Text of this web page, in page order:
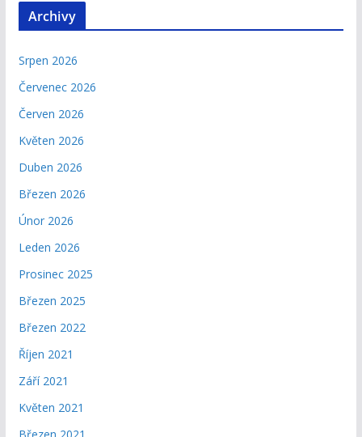
Archivy
Srpen 2026
Červenec 2026
Červen 2026
Květen 2026
Duben 2026
Březen 2026
Únor 2026
Leden 2026
Prosinec 2025
Březen 2025
Březen 2022
Říjen 2021
Září 2021
Květen 2021